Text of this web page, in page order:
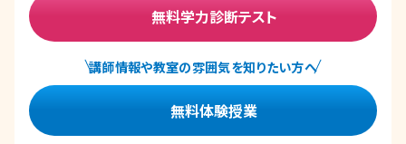
無料学力診断テスト
講師情報や教室の雰囲気を知りたい方へ
無料体験授業